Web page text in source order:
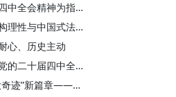
杨洪源：以党的二十届四中全会精神为指引构建中国自主知识体系的哲学基础
黄文艺：法治规划、建构理性与中国式法治现代化
心、历史主动
习近平：学习好贯彻好党的二十届四中全会精神
张来明：继续谱写“两大奇迹”新篇章——关于党的二十届四中全会精神的学习与思考